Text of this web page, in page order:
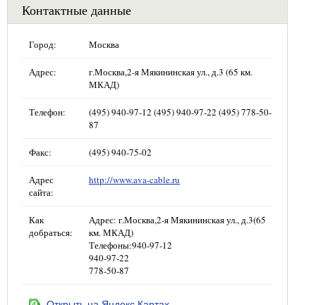
Контактные данные
Город: Москва
Адрес:
г.Москва,2-я Мякининская ул., д.3 (65 км.
МКАД)
Телефон:
(495) 940-97-12 (495) 940-97-22 (495) 778-50-
87
Факс: (495) 940-75-02
Адрес
сайта:
http://www.ava-cable.ru
Как
добраться:
Адрес: г.Москва,2-я Мякининская ул., д.3(65
км. МКАД)
Телефоны:940-97-12
940-97-22
778-50-87